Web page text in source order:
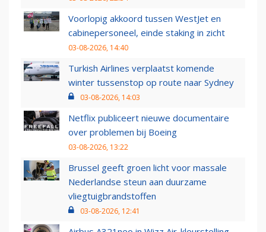
Voorlopig akkoord tussen WestJet en
cabinepersoneel, einde staking in zicht
03-08-2026, 14:40
Turkish Airlines verplaatst komende
winter tussenstop op route naar Sydney
03-08-2026, 14:03
Netflix publiceert nieuwe documentaire
over problemen bij Boeing
03-08-2026, 13:22
Brussel geeft groen licht voor massale
Nederlandse steun aan duurzame
vliegtuigbrandstoffen
03-08-2026, 12:41